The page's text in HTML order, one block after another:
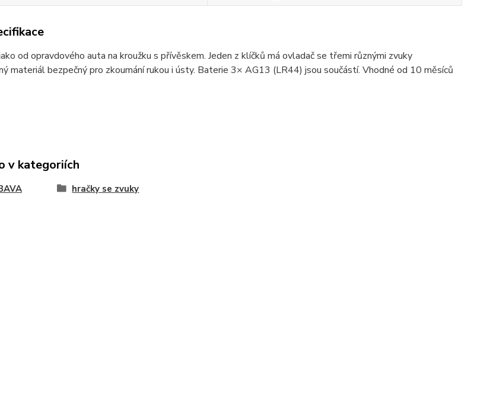
od opravdového auta na kroužku s přívěskem. Jeden z klíčků má ovladač se třemi různými zvuky
materiál bezpečný pro zkoumání rukou i ústy. Baterie 3× AG13 (LR44) jsou součástí. Vhodné od 10 měsíců
v kategoriích
hračky se zvuky